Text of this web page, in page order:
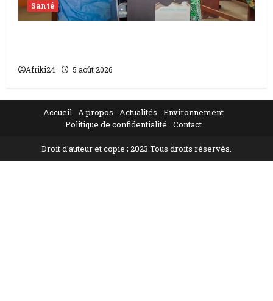
Santé
Afriki24 5 août 2026
Accueil A propos Actualités
Environnement
Politique de confidentialité
Contact
Droit d'auteur et copie ; 2023 Tous droits réservés.